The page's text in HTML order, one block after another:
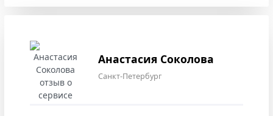
Анастасия Соколова
Санкт-Петербург